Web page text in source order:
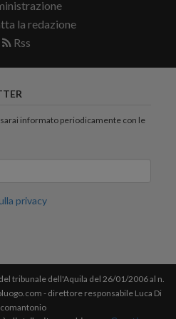
la redazione
Rss
informato periodicamente con le
privacy
tribunale dell'Aquila del 26/01/2006 al n.
- direttore responsabile Luca Di